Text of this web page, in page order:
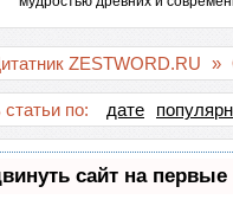
ZESTWORD.RU »
по: дате
сайт на первые